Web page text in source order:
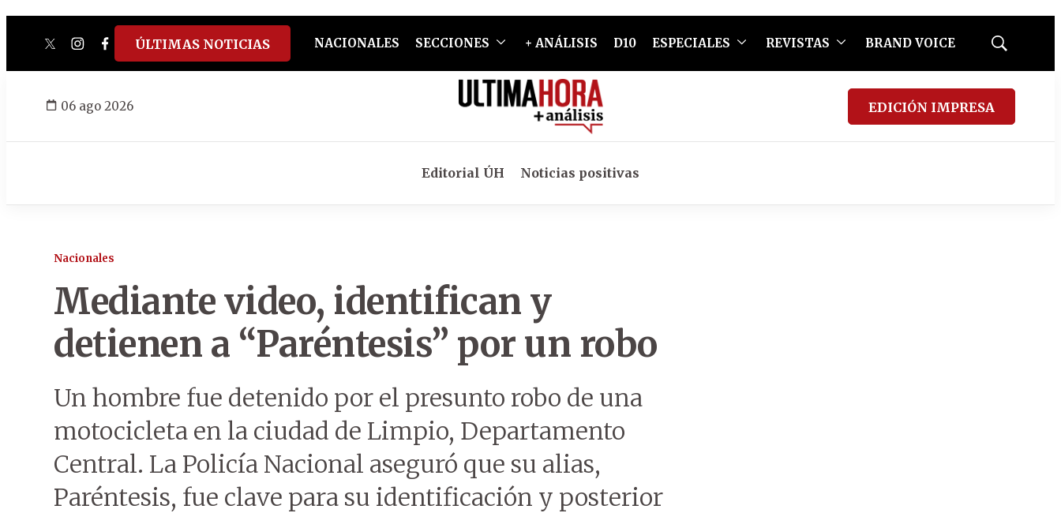
twitterinstagram
facebook
tiktokyoutube
spotify
ÚLTIMAS NOTICIAS NACIONALES SECCIONES + ANÁLISIS D10 ESPECIALES REVISTAS BRAND VOICE
Mostrar
06 ago 2026 EDICIÓN IMPRESA
Editorial ÚH Noticias positivas
Nacionales
Mediante video, identifican y
detienen a “Paréntesis” por un robo
Un hombre fue detenido por el presunto robo de una
motocicleta en la ciudad de Limpio, Departamento
Central. La Policía Nacional aseguró que su alias,
Paréntesis, fue clave para su identificación y posterior